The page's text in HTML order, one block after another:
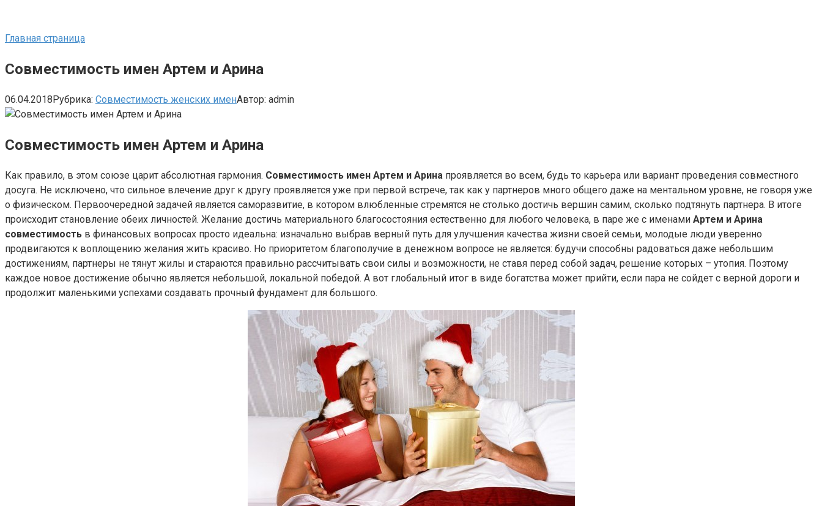
Главная страница
Совместимость имен Артем и Арина
06.04.2018Рубрика: Совместимость женских именАвтор: admin
Совместимость имен Артем и Арина
Как правило, в этом союзе царит абсолютная гармония. Совместимость имен Артем и Арина проявляется во всем, будь то карьера или вариант проведения совместного
досуга. Не исключено, что сильное влечение друг к другу проявляется уже при первой встрече, так как у партнеров много общего даже на ментальном уровне, не говоря уже
о физическом. Первоочередной задачей является саморазвитие, в котором влюбленные стремятся не столько достичь вершин самим, сколько подтянуть партнера. В итоге
происходит становление обеих личностей. Желание достичь материального благосостояния естественно для любого человека, в паре же с именами Артем и Арина
совместимость в финансовых вопросах просто идеальна: изначально выбрав верный путь для улучшения качества жизни своей семьи, молодые люди уверенно
продвигаются к воплощению желания жить красиво. Но приоритетом благополучие в денежном вопросе не является: будучи способны радоваться даже небольшим
достижениям, партнеры не тянут жилы и стараются правильно рассчитывать свои силы и возможности, не ставя перед собой задач, решение которых – утопия. Поэтому
каждое новое достижение обычно является небольшой, локальной победой. А вот глобальный итог в виде богатства может прийти, если пара не сойдет с верной дороги и
продолжит маленькими успехами создавать прочный фундамент для большого.